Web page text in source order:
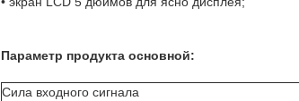
Параметр продукта основной:
Сила входного сигнала